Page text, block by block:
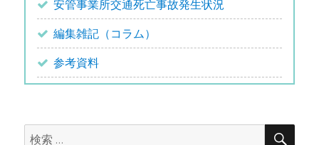
安管事業所交通死亡事故発生状況
編集雑記（コラム）
参考資料
検
検